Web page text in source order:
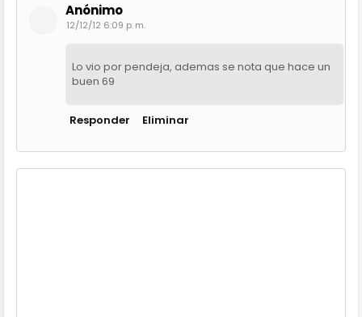
Anónimo
12/12/12 6:09 p. m.
Lo vio por pendeja, ademas se nota que hace un
buen 69
Responder Eliminar